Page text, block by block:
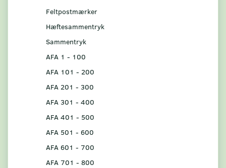
Feltpostmærker
Hæftesammentryk
Sammentryk
AFA 1 - 100
AFA 101 - 200
AFA 201 - 300
AFA 301 - 400
AFA 401 - 500
AFA 501 - 600
AFA 601 - 700
AFA 701 - 800